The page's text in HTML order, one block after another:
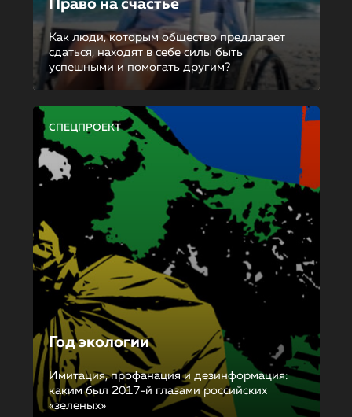
Право на счастье
Как люди, которым общество предлагает
сдаться, находят в себе силы быть
успешными и помогать другим?
СПЕЦПРОЕКТ
Год экологии
Имитация, профанация и дезинформация:
каким был 2017-й глазами российских
«зеленых»